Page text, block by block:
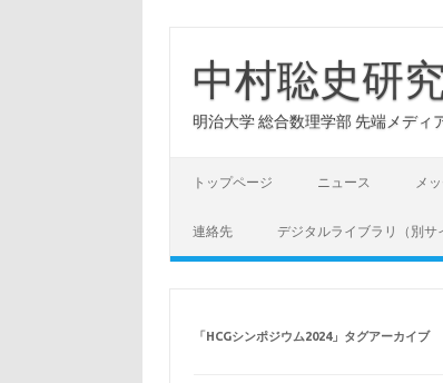
中村聡史研
明治大学 総合数理学部 先端メディ
トップページ ニュース メ
連絡先 デジタルライブラリ（別サ
「HCGシンポジウム2024」タグアーカイブ